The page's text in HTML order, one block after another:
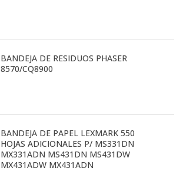
BANDEJA DE RESIDUOS PHASER
8570/CQ8900
BANDEJA DE PAPEL LEXMARK 550
HOJAS ADICIONALES P/ MS331DN
MX331ADN MS431DN MS431DW
MX431ADW MX431ADN